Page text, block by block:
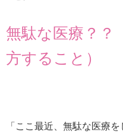
無駄な医療？？
方すること）
「ここ最近、無駄な医療